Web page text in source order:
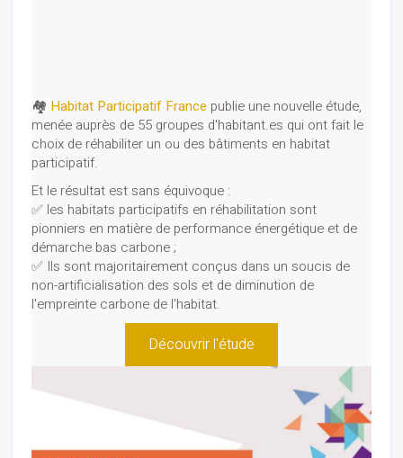
🏘️ Habitat Participatif France publie une nouvelle étude,
menée auprès de 55 groupes d'habitant.es qui ont fait le
choix de réhabiliter un ou des bâtiments en habitat
participatif.
Et le résultat est sans équivoque :
✅ les habitats participatifs en réhabilitation sont
pionniers en matière de performance énergétique et de
démarche bas carbone ;
✅ Ils sont majoritairement conçus dans un soucis de
non-artificialisation des sols et de diminution de
l'empreinte carbone de l'habitat.
Découvrir l'étude